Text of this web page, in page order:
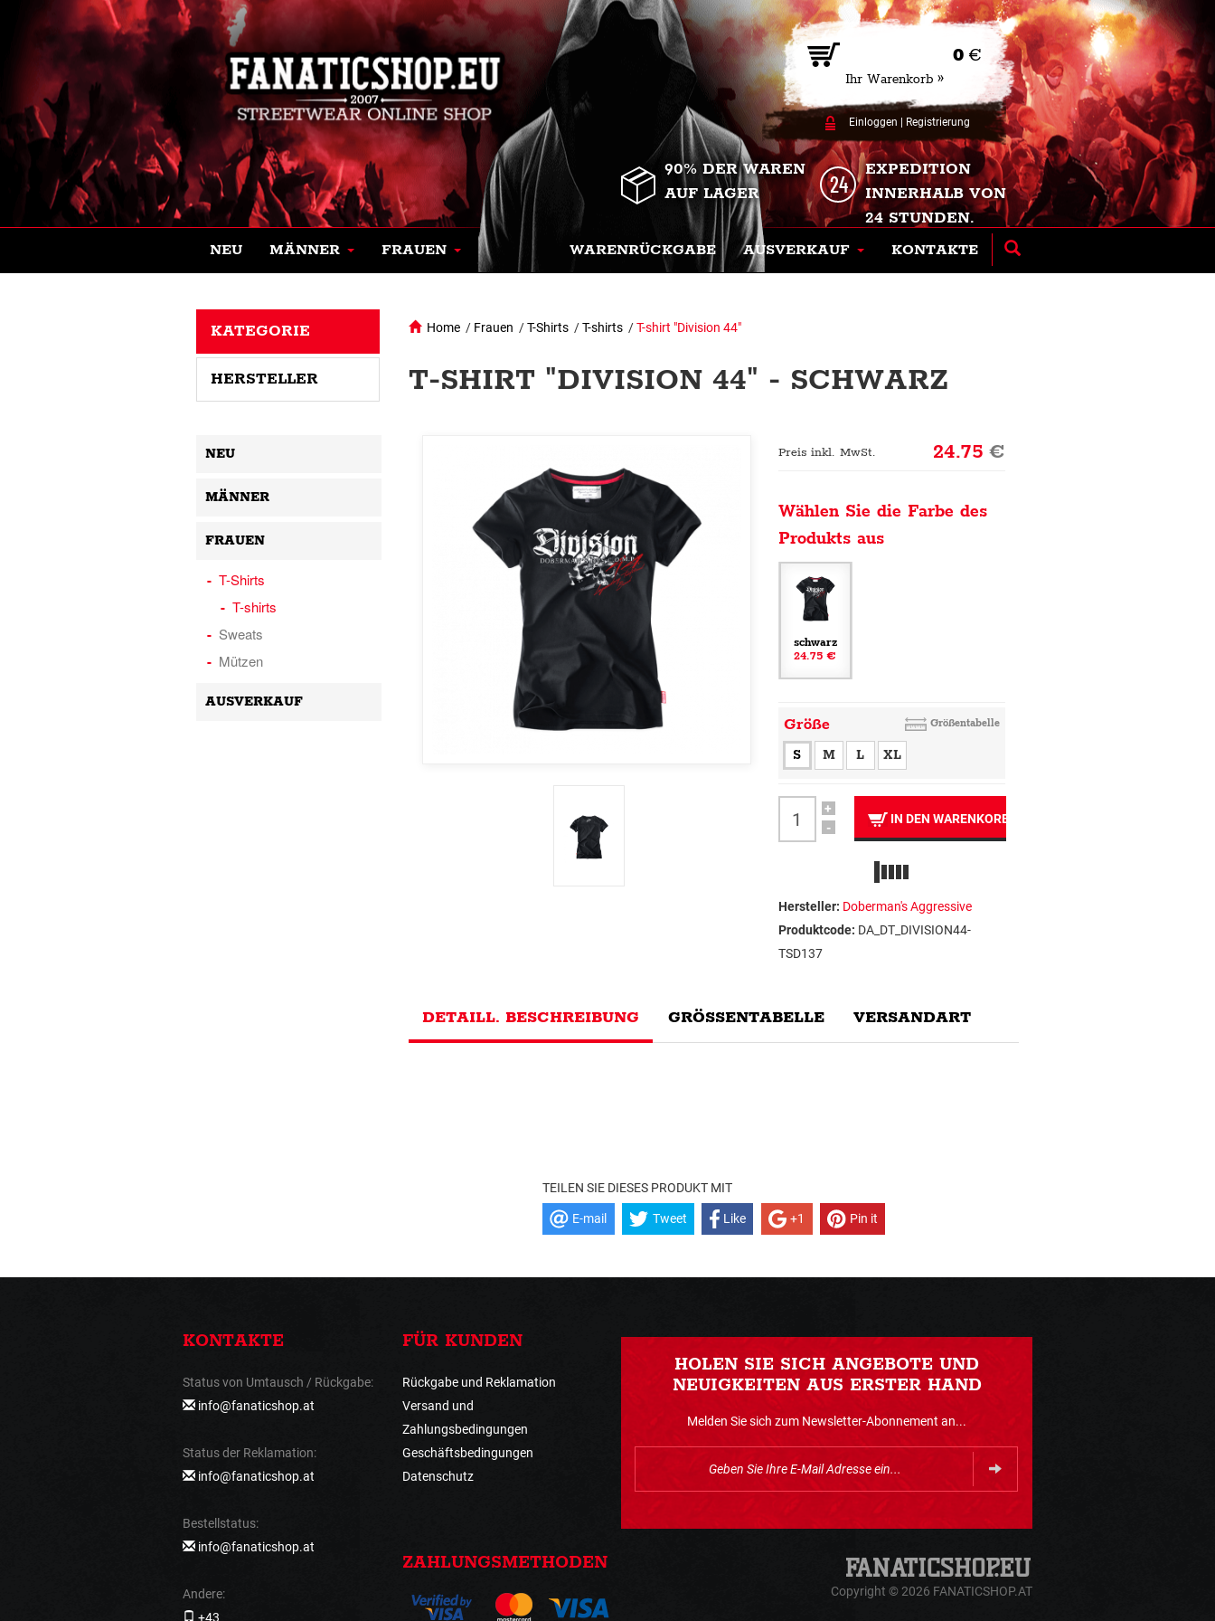
0 €
Ihr Warenkorb »
Einloggen Registrierung
90% DER WAREN
AUF LAGER
EXPEDITION
INNERHALB VON
24 STUNDEN.
NEU MÄNNER FRAUEN WARENRÜCKGABE AUSVERKAUF KONTAKTE
Home / Frauen /T-Shirts /T-shirts /T-shirt "Division 44"
T-SHIRT "DIVISION 44" - SCHWARZ
Preis inkl. MwSt. 24.75€
Wählen Sie die Farbe des
Produkts aus
schwarz
24.75 €
Größe Größentabelle
S M L XL
+
-
IN DEN WARENKORB
Hersteller: Doberman's Aggressive
Produktcode: DA_DT_DIVISION44-
TSD137
DETAILL. BESCHREIBUNG GRÖSSENTABELLE VERSANDART
TEILEN SIE DIESES PRODUKT MIT
E-mail Tweet Like +1 Pin it
KATEGORIE
HERSTELLER
NEU
MÄNNER
FRAUEN
T-Shirts
T-shirts
Sweats
Mützen
AUSVERKAUF
KONTAKTE
Status von Umtausch / Rückgabe:
info@fanaticshop.at
Status der Reklamation:
info@fanaticshop.at
Bestellstatus:
info@fanaticshop.at
Andere:
+43
FÜR KUNDEN
Rückgabe und Reklamation
Versand und
Zahlungsbedingungen
Geschäftsbedingungen
Datenschutz
ZAHLUNGSMETHODEN
HOLEN SIE SICH ANGEBOTE UND
NEUIGKEITEN AUS ERSTER HAND
Melden Sie sich zum Newsletter-Abonnement an...
Copyright © 2026 FANATICSHOP.AT